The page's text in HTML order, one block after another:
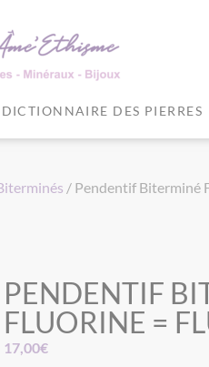
DICTIONNAIRE DES PIERRES
/ Pendentif Biterminé
PENDENTIF
FLUORINE =
17,00€